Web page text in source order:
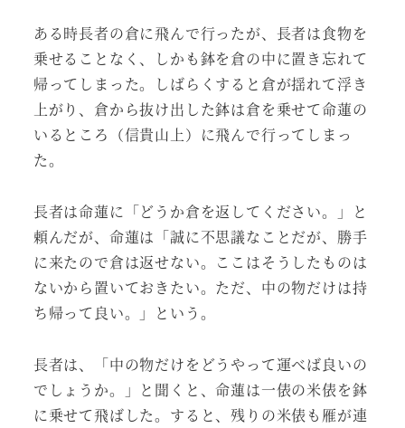
ある時長者の倉に飛んで行ったが、長者は食物を
乗せることなく、しかも鉢を倉の中に置き忘れて
帰ってしまった。しばらくすると倉が揺れて浮き
上がり、倉から抜け出した鉢は倉を乗せて命蓮の
いるところ（信貴山上）に飛んで行ってしまっ
た。
長者は命蓮に「どうか倉を返してください。」と
頼んだが、命蓮は「誠に不思議なことだが、勝手
に来たので倉は返せない。ここはそうしたものは
ないから置いておきたい。ただ、中の物だけは持
ち帰って良い。」という。
長者は、「中の物だけをどうやって運べば良いの
でしょうか。」と聞くと、命蓮は一俵の米俵を鉢
に乗せて飛ばした。すると、残りの米俵も雁が連